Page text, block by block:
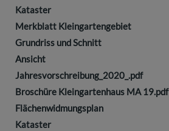
Kataster
Merkblatt Kleingartengebiet
Grundriss und Schnitt
Ansicht
Jahresvorschreibung_2020_.pdf
Broschüre Kleingartenhaus MA 19.pdf
Flächenwidmungsplan
Kataster